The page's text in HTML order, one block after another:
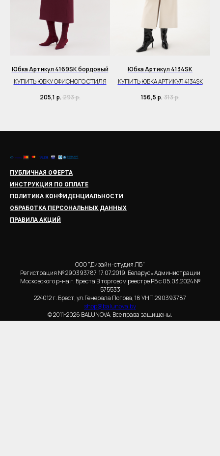
Юбка Артикул 4169SK бордовый
КУПИТЬ ЮБКУ ОФИСНОГО СТИЛЯ
205,1 р. 293р.
Юбка Артикул 4134SK
КУПИТЬ ЮБКА АРТИКУЛ 4134SK
156,5 р. 313р.
ПУБЛИЧНАЯ ОФЕРТА
ИНСТРУКЦИЯ ПО ОПЛАТЕ
ПОЛИТИКА КОНФИДЕНЦИАЛЬНОСТИ
ОБРАБОТКА ПЕРСОНАЛЬНЫХ ДАННЫХ
ПРАВИЛА АКЦИЙ
ООО "Дизайн-студия ЛБ"
Регистрация № 290393787, 17.07.2019, Беларусь Администрации
Московского р-на г. Бреста В торговом реестре РБ с 05.03.2024 №
575533
224012 г. Брест, ул.Генерала Попова, 18 УНП 290393787
shop@balunova.by
© 2011-2026 BALUNOVA. Все права защищены.